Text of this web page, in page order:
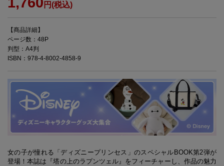
円(税込)
【商品詳細】
ページ数：48P
判型：A4判
ISBN：978-4-8002-4858-9
女の子が憧れる「ディズニープリンセス」のスペシャルBOOK第2弾が
登場！本誌は『塔の上のラプンツェル』をフィーチャーし、作品の魅力